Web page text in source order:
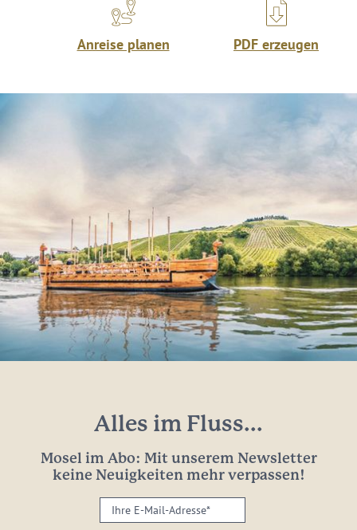
Anreise planen PDF erzeugen
Alles im Fluss...
Mosel im Abo: Mit unserem Newsletter
keine Neuigkeiten mehr verpassen!
Ihre
E-